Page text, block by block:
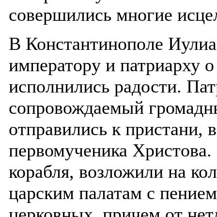
совершились многие
В Константинополе
императору и патриарху
исполнились радости.
сопровождаемый
отправились к пристани,
первомученика
корабля, возложили на
царским палатам с